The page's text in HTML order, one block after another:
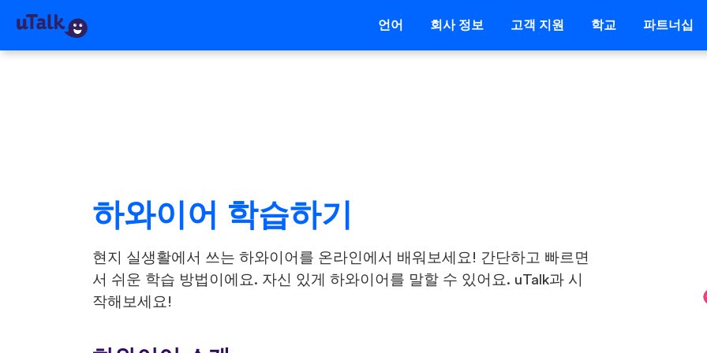
언어 회사 정보 고객 지원 학교 파트너십
하와이어 학습하기
현지 실생활에서 쓰는 하와이어를 온라인에서 배워보세요! 간단하고 빠르면
서 쉬운 학습 방법이에요. 자신 있게 하와이어를 말할 수 있어요. uTalk과 시
작해보세요!